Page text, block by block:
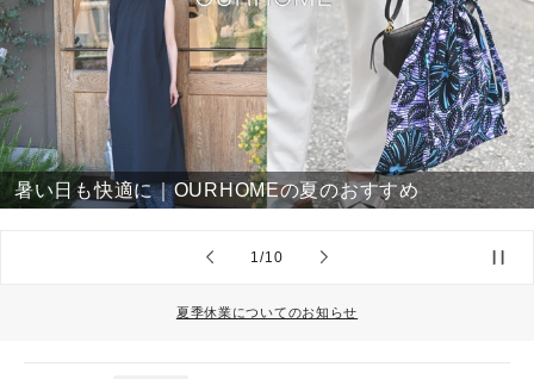
暑い日も快適に｜OURHOMEの夏のおすすめ
1/の
10
夏季休業についてのお知らせ